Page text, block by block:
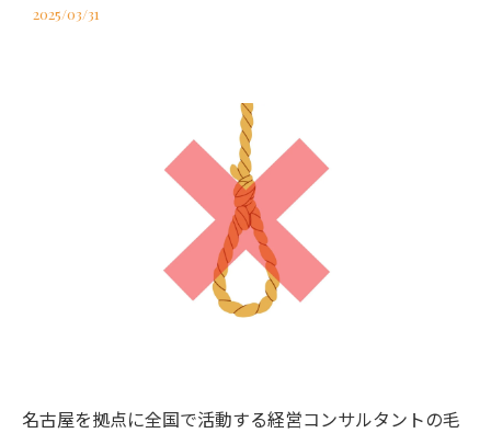
2025/03/31
名古屋を拠点に全国で活動する経営コンサルタントの毛